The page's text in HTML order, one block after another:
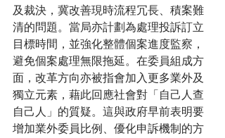
及裁決，冀改善現時流程冗長、積案難
清的問題。當局亦計劃為處理投訴訂立
目標時間，並強化整體個案進度監察，
避免個案處理無限拖延。在委員組成方
面，改革方向亦被指會加入更多業外及
獨立元素，藉此回應社會對「自己人查
自己人」的質疑。這與政府早前表明要
增加業外委員比例、優化申訴機制的方